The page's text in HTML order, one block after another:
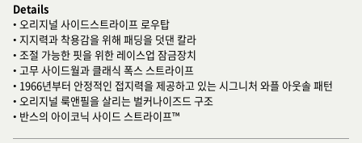
Details
• 오리지널 사이드스트라이프 로우탑
• 지지력과 착용감을 위해 패딩을 덧댄 칼라
• 조절 가능한 핏을 위한 레이스업 잠금장치
• 고무 사이드월과 클래식 폭스 스트라이프
• 1966년부터 안정적인 접지력을 제공하고 있는 시그니처 와플 아웃솔 패턴
• 오리지널 룩앤필을 살리는 벌커나이즈드 구조
• 반스의 아이코닉 사이드 스트라이프™